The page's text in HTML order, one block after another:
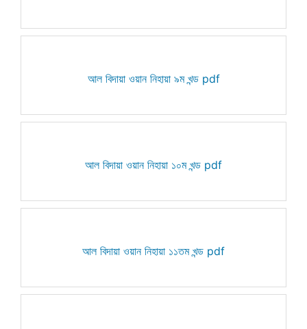
আল বিদায়া ওয়ান নিহায়া ৯ম খন্ড pdf
আল বিদায়া ওয়ান নিহায়া ১০ম খন্ড pdf
আল বিদায়া ওয়ান নিহায়া ১১তম খন্ড pdf